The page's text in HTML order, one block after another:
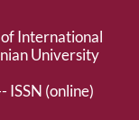
International
University
(online)